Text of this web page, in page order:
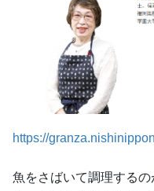
https://
魚をさばいて調理する